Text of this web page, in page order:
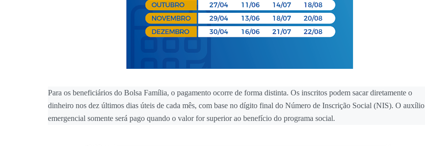
Para os beneficiários do Bolsa Família, o pagamento ocorre de forma distinta. Os inscritos podem sacar diretamente o
dinheiro nos dez últimos dias úteis de cada mês, com base no dígito final do Número de Inscrição Social (NIS). O auxílio
emergencial somente será pago quando o valor for superior ao benefício do programa social.